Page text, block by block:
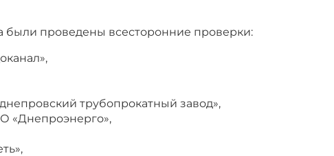
были проведены всесторонние проверки:
трубопрокатный завод»,
«Днепроэнерго»,